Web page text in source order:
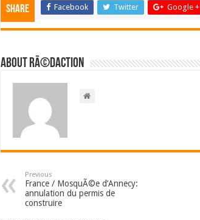
Share Facebook Twitter Google +
About RÃ©daction
Previous
France / MosquÃ©e d’Annecy:
annulation du permis de
construire